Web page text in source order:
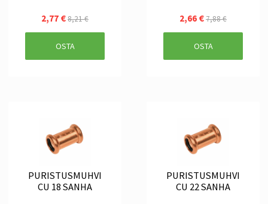
2,77 €8,21 €
OSTA
2,66 €7,88 €
OSTA
PURISTUSMUHVI
CU 18 SANHA
PURISTUSMUHVI
CU 22 SANHA